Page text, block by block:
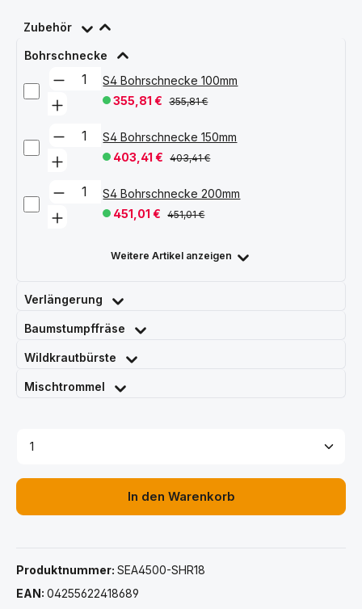
Zubehör
Bohrschnecke
S4 Bohrschnecke 100mm
355,81 €
355,81 €
S4 Bohrschnecke 150mm
403,41 €
403,41 €
S4 Bohrschnecke 200mm
451,01 €
451,01 €
Weitere Artikel anzeigen
Verlängerung
Baumstumpffräse
Wildkrautbürste
Mischtrommel
Produkt Anzahl: Gib den gewünschten Wert ein
In den Warenkorb
Produktnummer: SEA4500-SHR18
EAN: 04255622418689